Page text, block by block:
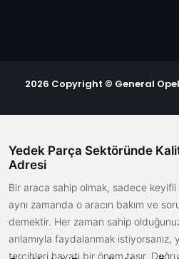
2026 Copyright © General
Yedek Parça Sektöründe
Adresi
Bir araca sahip olmak, sadece
aynı zamanda o aracın bakım ve
demektir. Her zaman sahip
anlamıyla faydalanmak istiyorsanız,
tercihleri hayati bir önem taşır.